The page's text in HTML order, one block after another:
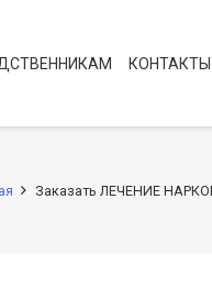
КОНТАКТЫ
Заказать ЛЕЧЕНИЕ